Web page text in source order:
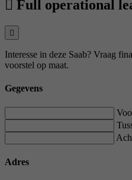
Full operational
Interesse in deze Saab? Vraag
voorstel op maat.
Gegevens
Adres